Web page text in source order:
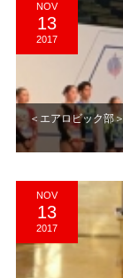
NOV
13
2017
＜エアロビック部
NOV
13
2017